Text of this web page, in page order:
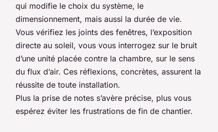
qui modifie le choix du système, le
dimensionnement, mais aussi la durée de vie.
Vous vérifiez les joints des fenêtres, l’exposition
directe au soleil, vous vous interrogez sur le bruit
d’une unité placée contre la chambre, sur le sens
du flux d’air. Ces réflexions, concrètes, assurent la
réussite de toute installation.
Plus la prise de notes s’avère précise, plus vous
espérez éviter les frustrations de fin de chantier.